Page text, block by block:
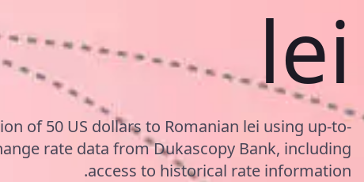
lei
of 50 US dollars to Romanian lei using up-to-
rate data from Dukascopy Bank, including
access to historical rate information.